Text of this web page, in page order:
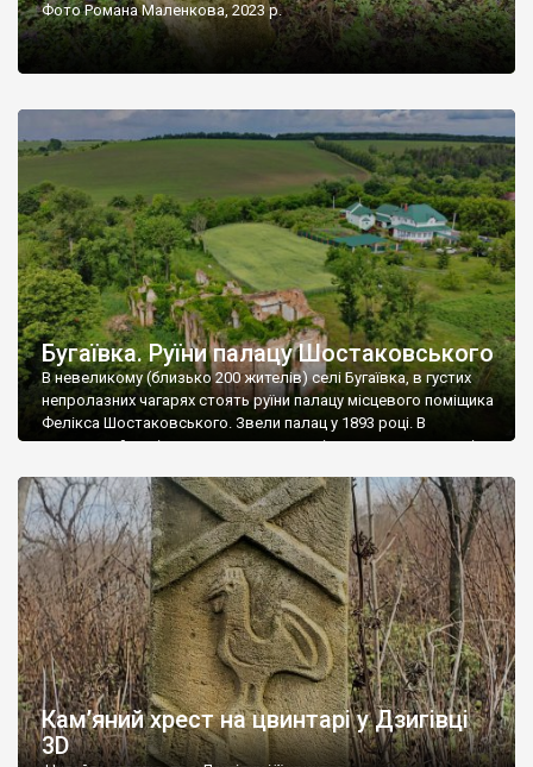
Фото Романа Маленкова, 2023 р.
Бугаївка. Руїни палацу Шостаковського
В невеликому (близько 200 жителів) селі Бугаївка, в густих
непролазних чагарях стоять руїни палацу місцевого поміщика
Фелікса Шостаковського. Звели палац у 1893 році. В
радянський період у ньому спочатку містилася школа, потім
століття тут розмістили туберкульозну лікарню. Коли із
палацу виїхала лікарня – ми точно не […]
Кам’яний хрест на цвинтарі у Дзигівці
3D